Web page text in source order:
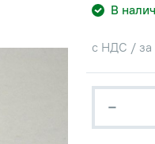
В
с НДС / за
−